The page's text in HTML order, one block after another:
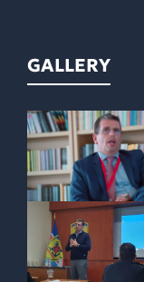
GALLERY